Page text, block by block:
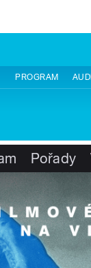
PROGRAM
Pořady